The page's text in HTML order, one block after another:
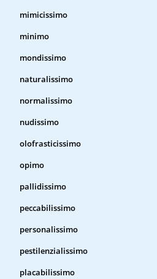
mimicissimo
minimo
mondissimo
naturalissimo
normalissimo
nudissimo
olofrasticissimo
opimo
pallidissimo
peccabilissimo
personalissimo
pestilenzialissimo
placabilissimo